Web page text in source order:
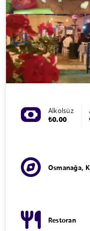
Alkolsüz
₺0.00
Osmanağa,
Restoran